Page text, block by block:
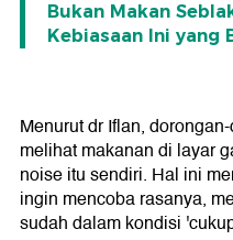
Bukan Makan
Kebiasaan Ini yang
Menurut dr Iflan,
melihat makanan di layar
noise itu sendiri. Hal ini
ingin mencoba rasanya,
sudah dalam kondisi